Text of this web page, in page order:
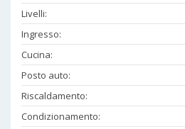
Livelli:
Ingresso:
Cucina:
Posto auto:
Riscaldamento:
Condizionamento: